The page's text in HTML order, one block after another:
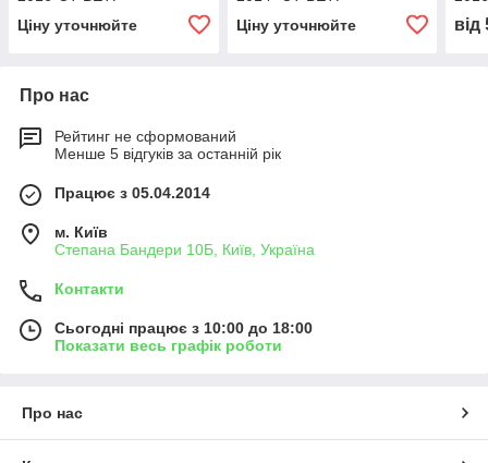
Ціну уточнюйте
ЗЛАК+КАМ+ДД+VIN+ИНК
Ціну уточнюйте
КР
від
Про нас
Рейтинг не сформований
Менше 5 відгуків за останній рік
Працює з 05.04.2014
м. Київ
Степана Бандери 10Б, Київ, Україна
Контакти
Сьогодні працює з 10:00 до 18:00
Показати весь графік роботи
Про нас